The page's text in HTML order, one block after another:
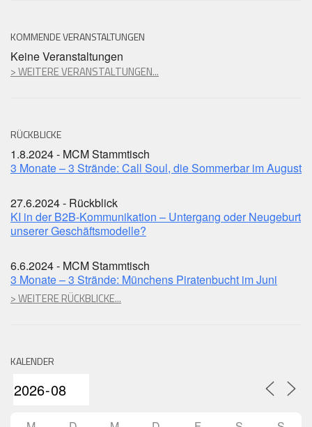
KOMMENDE VERANSTALTUNGEN
Keine Veranstaltungen
> WEITERE VERANSTALTUNGEN...
RÜCKBLICKE
1.8.2024 - MCM Stammtisch
3 Monate – 3 Strände: Call Soul, die Sommerbar im August
27.6.2024 - Rückblick
KI in der B2B-Kommunikation – Untergang oder Neugeburt
unserer Geschäftsmodelle?
6.6.2024 - MCM Stammtisch
3 Monate – 3 Strände: Münchens Piratenbucht im Juni
> WEITERE RÜCKBLICKE...
KALENDER